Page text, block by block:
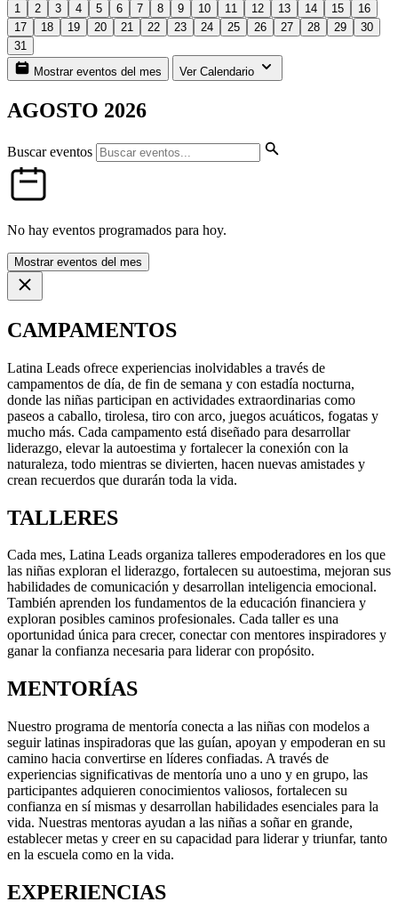
1 2 3 4 5 6 7 8 9 10 11 12 13 14 15
16
17
18 19 20 21 22 23 24 25 26 27 28 29
30
31
Mostrar eventos del mes
Ver Calendario
AGOSTO 2026
Buscar eventos
No hay eventos programados para hoy.
Mostrar eventos del mes
CAMPAMENTOS
Latina Leads ofrece experiencias inolvidables a través de
campamentos de día, de fin de semana y con estadía nocturna,
donde las niñas participan en actividades extraordinarias como
paseos a caballo, tirolesa, tiro con arco, juegos acuáticos, fogatas y
mucho más. Cada campamento está diseñado para desarrollar
liderazgo, elevar la autoestima y fortalecer la conexión con la
naturaleza, todo mientras se divierten, hacen nuevas amistades y
crean recuerdos que durarán toda la vida.
TALLERES
Cada mes, Latina Leads organiza talleres empoderadores en los que
las niñas exploran el liderazgo, fortalecen su autoestima, mejoran sus
habilidades de comunicación y desarrollan inteligencia emocional.
También aprenden los fundamentos de la educación financiera y
exploran posibles caminos profesionales. Cada taller es una
oportunidad única para crecer, conectar con mentores inspiradores y
ganar la confianza necesaria para liderar con propósito.
MENTORÍAS
Nuestro programa de mentoría conecta a las niñas con modelos a
seguir latinas inspiradoras que las guían, apoyan y empoderan en su
camino hacia convertirse en líderes confiadas. A través de
experiencias significativas de mentoría uno a uno y en grupo, las
participantes adquieren conocimientos valiosos, fortalecen su
confianza en sí mismas y desarrollan habilidades esenciales para la
vida. Nuestras mentoras ayudan a las niñas a soñar en grande,
establecer metas y creer en su capacidad para liderar y triunfar, tanto
en la escuela como en la vida.
EXPERIENCIAS